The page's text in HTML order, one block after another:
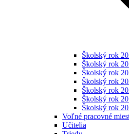
Školský rok
Školský rok
Školský rok
Školský rok
Školský rok
Školský rok
Školský rok
Voľné pracovné
Učitelia